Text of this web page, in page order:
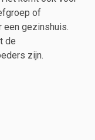
of
een gezinshuis.
de
zijn.